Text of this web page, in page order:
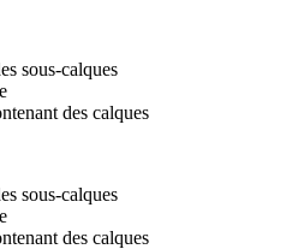
sous-calques
des calques
sous-calques
des calques